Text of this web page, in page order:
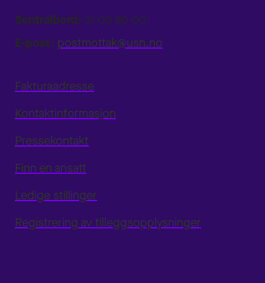
Sentralbord: 31 00 80 00
E-post: postmottak@usn.no
Fakturaadresse
Kontaktinformasjon
Pressekontakt
Finn en ansatt
Ledige stillinger
Registrering av tilleggsopplysninger